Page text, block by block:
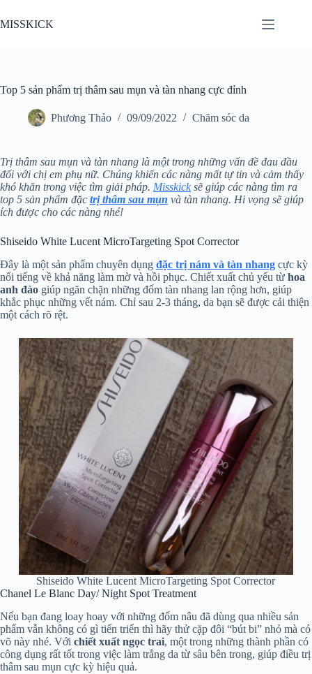
đến
phần
MISSKICK
Top 5 sản phẩm trị thâm sau mụn và tàn nhang cực đỉnh
Phương Thảo 09/09/2022 Chăm sóc da
Trị thâm sau mụn và tàn nhang là một trong những vấn đề đau đầu
đối với chị em phụ nữ. Chúng khiến các nàng mất tự tin và cảm thấy
khó khăn trong việc tìm giải pháp. Misskicksẽ giúp các nàng tìm ra
top 5 sản phẩm đặc trị thâm sau mụn và tàn nhang. Hi vọng sẽ giúp
ích được cho các nàng nhé!
Shiseido White Lucent MicroTargeting Spot Corrector
Đây là một sản phẩm chuyên dụng đặc trị nám và tàn nhang cực kỳ
nổi tiếng về khả năng làm mờ và hồi phục. Chiết xuất chủ yếu từ hoa
anh đào giúp ngăn chặn những đốm tàn nhang lan rộng hơn, giúp
khắc phục những vết nám. Chỉ sau 2-3 tháng, da bạn sẽ được cải thiện
một cách rõ rệt.
Shiseido White Lucent MicroTargeting Spot Corrector
Chanel Le Blanc Day/ Night Spot Treatment
Nếu bạn đang loay hoay với những đốm nâu đã dùng qua nhiều sản
phẩm vẫn không có gì tiến triển thì hãy thử cặp đôi “bút bi” nhỏ mà có
võ này nhé. Với chiết xuất ngọc trai, một trong những thành phần có
công dụng rất tốt trong việc làm trắng da từ sâu bên trong, giúp điều trị
thâm sau mụn cực kỳ hiệu quả.